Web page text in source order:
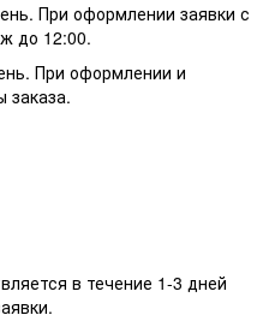
При оформлении заявки с
до 12:00.
При оформлении и
заказа.
в течение 1-3 дней